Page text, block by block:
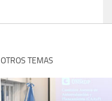
OTROS TEMAS